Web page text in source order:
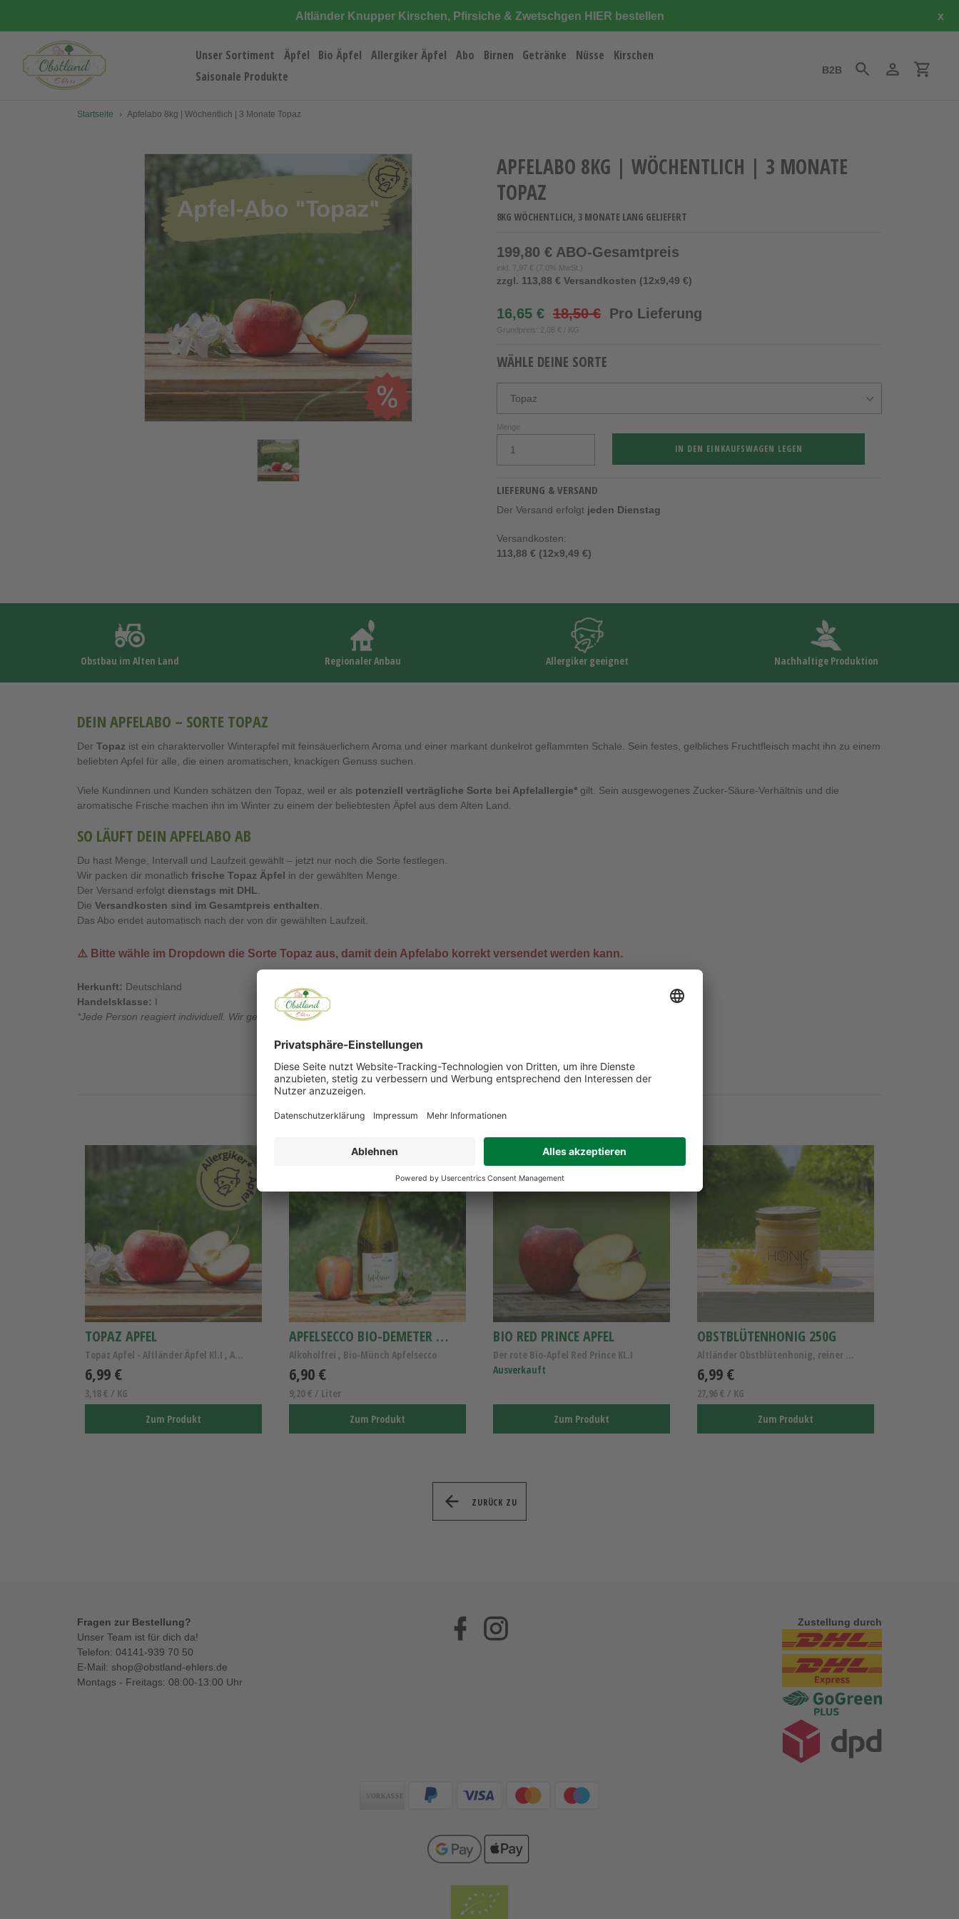
Altländer Knupper Kirschen, Pfirsiche & Zwetschgen HIER bestellen x
Unser Sortiment Äpfel Bio Äpfel Allergiker Äpfel Abo Birnen Getränke Nüsse
Kirschen
Saisonale Produkte
B2B SuchenEinloggen
Startseite › Apfelabo 8kg | Wöchentlich | 3 Monate Topaz
APFELABO 8KG | WÖCHENTLICH | 3 MONATE
TOPAZ
8KG WÖCHENTLICH, 3 MONATE LANG GELIEFERT
199,80 € ABO-Gesamtpreis
inkl. 7,97 € (7.0% MwSt.)
zzgl. 113,88 € Versandkosten (12x9,49 €)
16,65 € 18,50 € Pro Lieferung
Grundpreis: 2,08 € / KG
WÄHLE DEINE SORTE
Menge
IN DEN EINKAUFSWAGEN LEGEN
LIEFERUNG & VERSAND
Der Versand erfolgt jeden Dienstag
Versandkosten:
113,88 € (12x9,49 €)
Obstbau im Alten Land Regionaler Anbau Allergiker geeignet Nachhaltige Produktion
DEIN APFELABO – SORTE TOPAZ
Der Topaz ist ein charaktervoller Winterapfel mit feinsäuerlichem Aroma und einer markant dunkelrot geflammten Schale. Sein festes, gelbliches Fruchtfleisch macht ihn zu einem
beliebten Apfel für alle, die einen aromatischen, knackigen Genuss suchen.
Viele Kundinnen und Kunden schätzen den Topaz, weil er als potenziell verträgliche Sorte bei Apfelallergie* gilt. Sein ausgewogenes Zucker-Säure-Verhältnis und die
aromatische Frische machen ihn im Winter zu einem der beliebtesten Äpfel aus dem Alten Land.
SO LÄUFT DEIN APFELABO AB
Du hast Menge, Intervall und Laufzeit gewählt – jetzt nur noch die Sorte festlegen.
Wir packen dir monatlich frische Topaz Äpfel in der gewählten Menge.
Der Versand erfolgt dienstags mit DHL.
Die Versandkosten sind im Gesamtpreis enthalten.
Das Abo endet automatisch nach der von dir gewählten Laufzeit.
⚠️ Bitte wähle im Dropdown die Sorte Topazaus, damit dein Apfelabo korrekt versendet werden kann.
Herkunft: Deutschland
Handelsklasse: I
*Jede Person reagiert individuell. Wir geben keine Garantie auf Verträglichkeit.
TOPAZ APFEL
Topaz Apfel - Altländer Äpfel Kl.I , Allergikerapfel
6,99 €
3,18 € / KG
Zum Produkt
APFELSECCO BIO-DEMETER 0,75L
Alkoholfrei , Bio-Münch Apfelsecco
6,90 €
9,20 € / Liter
Zum Produkt
Ausverkauft
BIO RED PRINCE APFEL
Der rote Bio-Apfel Red Prince KL.I
Ausverkauft
Zum Produkt
OBSTBLÜTENHONIG 250G
Altländer Obstblütenhonig, reiner Obstblütenhonig,...
6,99 €
27,96 € / KG
Zum Produkt
ZURÜCK ZU
Fragen zur Bestellung?
Unser Team ist für dich da!
Telefon: 04141-939 70 50
E-Mail: shop@obstland-ehlers.de
Montags - Freitags: 08:00-13:00 Uhr
Facebook Zustellung durch
Zahlungsarten